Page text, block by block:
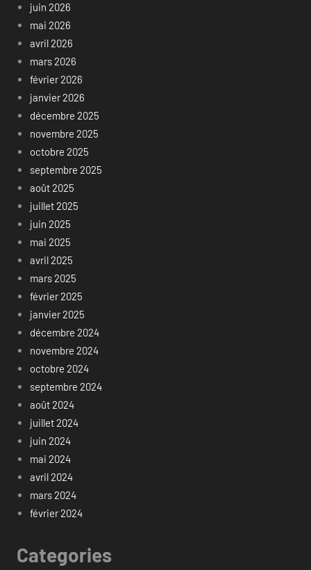
juin 2026
mai 2026
avril 2026
mars 2026
février 2026
janvier 2026
décembre 2025
novembre 2025
octobre 2025
septembre 2025
août 2025
juillet 2025
juin 2025
mai 2025
avril 2025
mars 2025
février 2025
janvier 2025
décembre 2024
novembre 2024
octobre 2024
septembre 2024
août 2024
juillet 2024
juin 2024
mai 2024
avril 2024
mars 2024
février 2024
Categories